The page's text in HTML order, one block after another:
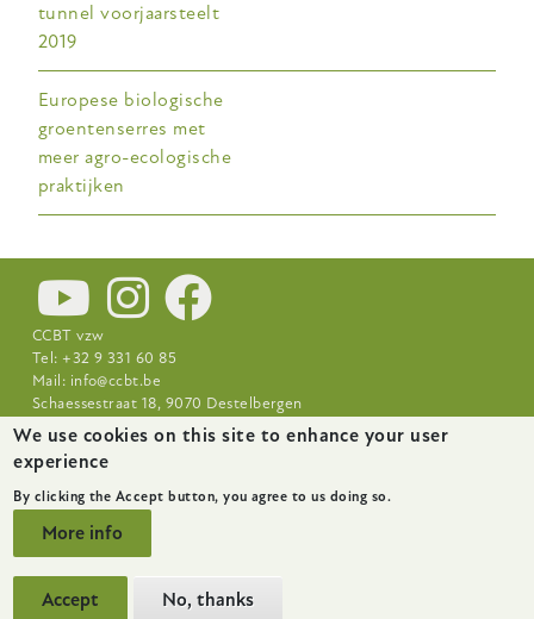
tunnel voorjaarsteelt
2019
Europese biologische
groentenserres met
meer agro-ecologische
praktijken
website by
CCBT vzw
Tel: +32 9 331 60 85
Mail: info@ccbt.be
Schaessestraat 18, 9070 Destelbergen
Footer-
menu
News About Research Centres
We use cookies on this site to enhance your user
experience
By clicking the Accept button, you agree to us doing so.
More info
Accept No, thanks